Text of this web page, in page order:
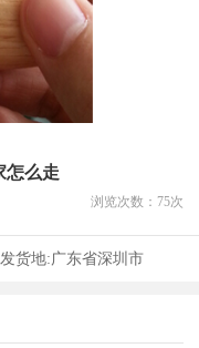
怎么走
浏览次数： 75次
发货地:广东省深圳市